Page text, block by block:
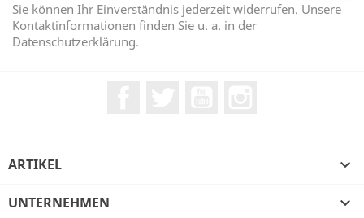
Sie können Ihr Einverständnis jederzeit widerrufen. Unsere
Kontaktinformationen finden Sie u. a. in der
Datenschutzerklärung.
ARTIKEL 
UNTERNEHMEN 